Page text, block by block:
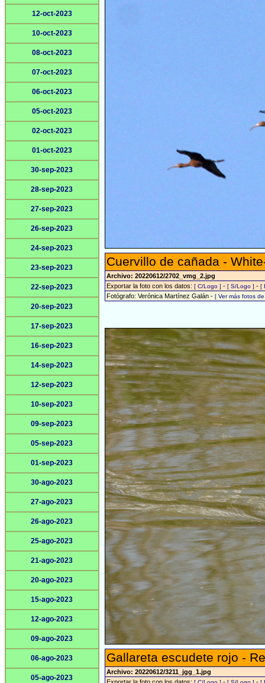
12-oct-2023
10-oct-2023
08-oct-2023
07-oct-2023
06-oct-2023
05-oct-2023
02-oct-2023
01-oct-2023
30-sep-2023
28-sep-2023
27-sep-2023
26-sep-2023
24-sep-2023
23-sep-2023
22-sep-2023
20-sep-2023
17-sep-2023
16-sep-2023
14-sep-2023
12-sep-2023
10-sep-2023
09-sep-2023
05-sep-2023
01-sep-2023
30-ago-2023
27-ago-2023
26-ago-2023
25-ago-2023
21-ago-2023
20-ago-2023
15-ago-2023
12-ago-2023
09-ago-2023
06-ago-2023
05-ago-2023
Cuervillo de cañada -
Archivo: 20220612/2702_vmg_2.jpg
Exportar la foto con los datos: [ C/Logo ] - [ S/Logo ] - [
Fotógrafo: Verónica Martínez Galán - [ Ver más fotos
Gallareta escudete rojo -
Archivo: 20220612/3211_jgg_1.jpg